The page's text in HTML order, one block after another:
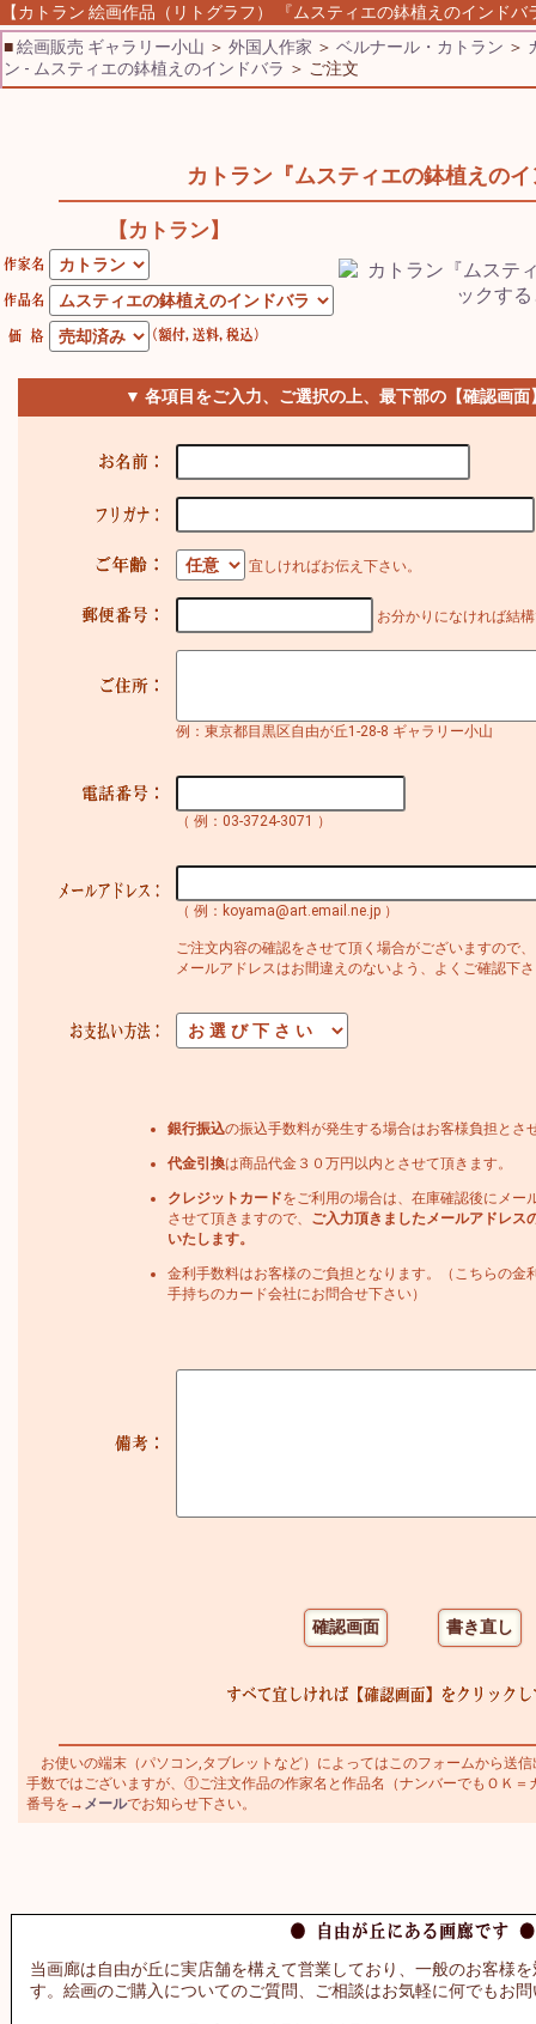
【カトラン 絵画作品（リトグラフ） 『ムスティエの鉢植えのインド
■絵画販売 ギャラリー小山 ＞ 外国人作家 ＞ ベルナール・カトラン ＞
ン - ムスティエの鉢植えのインドバラ ＞ ご注文
カトラン『ムスティエの鉢植えの
【カトラン】
▼ 各項目をご入力、ご選択の上、最下部の【確認画
宜しければお伝え下さい。
お分かりになければ結
例：東京都目黒区自由が丘1-28-8 ギャラリー小山
（ 例：03-3724-3071 ）
（ 例：koyama@art.email.ne.jp ）
ご注文内容の確認をさせて頂く場合がございますので、
メールアドレスはお間違えのないよう、よくご確認下
銀行振込の振込手数料が発生する場合はお客様負担とさ
代金引換は商品代金３０万円以内とさせて頂きます。
クレジットカードをご利用の場合は、在庫確認後にメー
させて頂きますので、
ご入力頂きましたメールアドレス
いたします。
金利手数料はお客様のご負担となります。（こちらの金
手持ちのカード会社にお問合せ下さい）
お使いの端末（パソコン,タブレットなど）によってはこのフォームから送
手数ではございますが、①ご注文作品の作家名と作品名（ナンバーでもＯＫ
番号を→ メールでお知らせ下さい。
当画廊は自由が丘に実店舗を構えて営業しており、一般のお客様
す。絵画のご購入についてのご質問、ご相談はお気軽に何でもお